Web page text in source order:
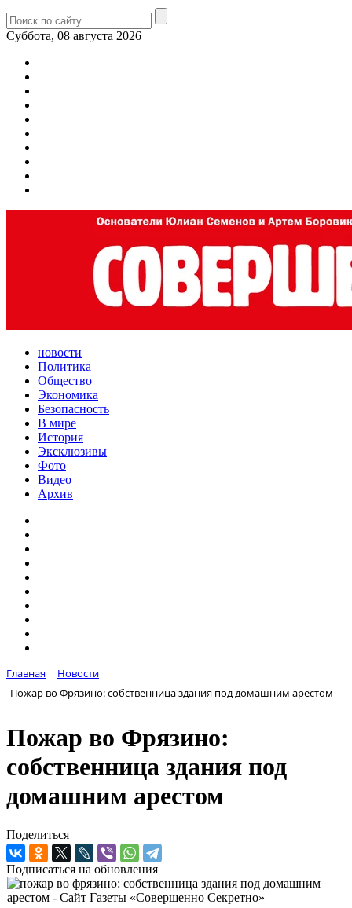
Суббота, 08 августа 2026
новости
Политика
Общество
Экономика
Безопасность
В мире
История
Эксклюзивы
Фото
Видео
Архив
Главная
Новости
Пожар во Фрязино: собственница здания под домашним арестом
Пожар во Фрязино:
собственница здания под
домашним арестом
Поделиться
Подписаться на обновления